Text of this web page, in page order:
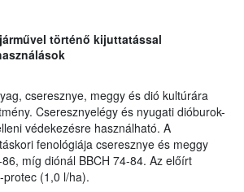
történő kijuttatással
cseresznye, meggy és dió kultúrára
Cseresznyelégy és nyugati dióburok-
védekezésre használható. A
fenológiája cseresznye és meggy
míg diónál BBCH 74-84. Az előírt
(1,0 l/ha).